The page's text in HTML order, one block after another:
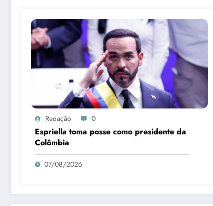
Redação 0
Espriella toma posse como presidente da
Colômbia
07/08/2026